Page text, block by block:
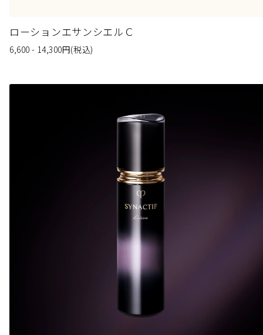
ローションエサンシエルＣ
6,600 - 14,300円(税込)